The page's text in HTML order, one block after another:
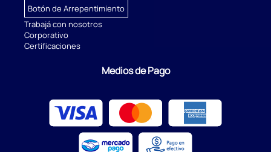
Botón de Arrepentimiento
Trabajá con nosotros
Corporativo
Certificaciones
Medios de Pago